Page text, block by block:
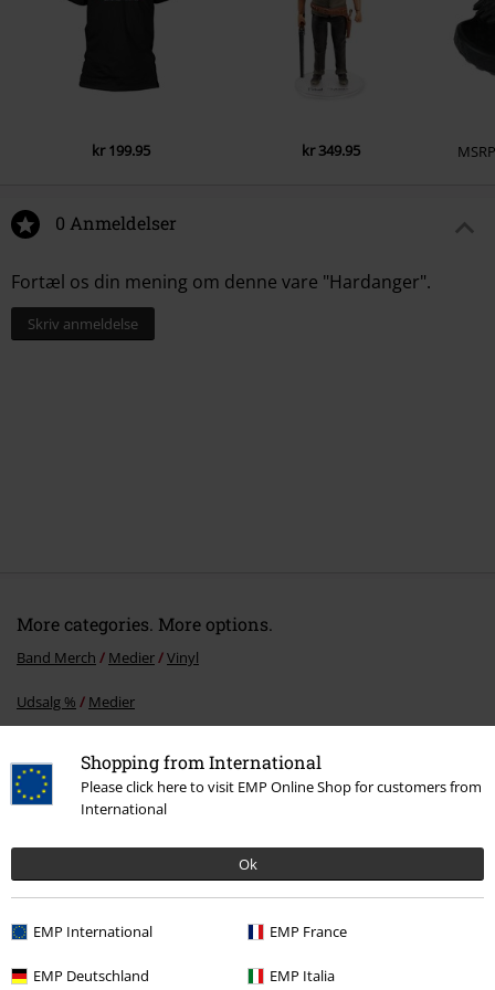
Shopping from International
Please click here to visit EMP Online Shop for customers from
International
Ok
EMP International EMP France
EMP Deutschland EMP Italia
kr 199.95 kr 349.95 MSRP
0 Anmeldelser
Fortæl os din mening om denne vare "Hardanger".
Skriv anmeldelse
More categories. More options.
Band Merch Medier Vinyl
Udsalg % Medier
15%